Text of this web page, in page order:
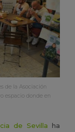
de la Asociación
espacio donde en
de Sevilla ha